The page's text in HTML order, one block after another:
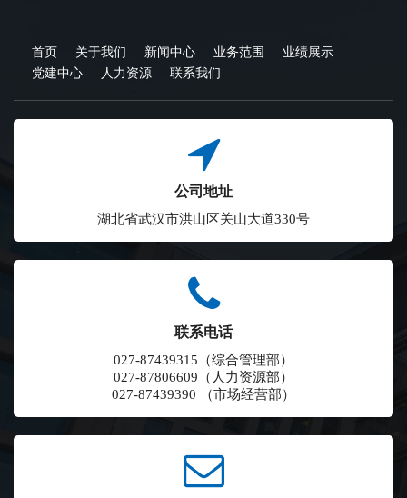
首页 关于我们 新闻中心 业务范围
业绩展示
党建中心
人力资源 联系我们
公司地址
湖北省武汉市洪山区关山大道330号
联系电话
027-87439315（综合管理部）
027-87806609（人力资源部）
027-87439390 （市场经营部）